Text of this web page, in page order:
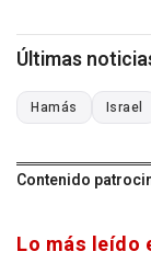
Últimas
Hamás Israel
Contenido
Lo más leído